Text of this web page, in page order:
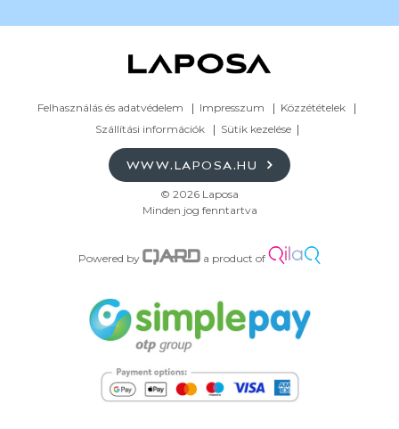
Felhasználás és adatvédelem Impresszum
Közzétételek
Szállítási információk
Sütik kezelése
WWW.LAPOSA.HU
© 2026 Laposa
Minden jog fenntartva
Powered by a product of